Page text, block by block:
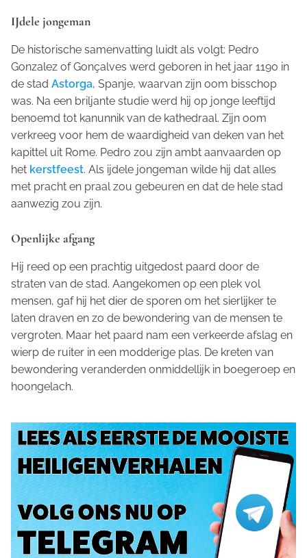
IJdele jongeman
De historische samenvatting luidt als volgt: Pedro
Gonzalez of Gonçalves werd geboren in het jaar 1190 in
de stad Astorga, Spanje, waarvan zijn oom bisschop
was. Na een briljante studie werd hij op jonge leeftijd
benoemd tot kanunnik van de kathedraal. Zijn oom
verkreeg voor hem de waardigheid van deken van het
kapittel uit Rome. Pedro zou zijn ambt aanvaarden op
het kerstfeest. Als ijdele jongeman wilde hij dat alles
met pracht en praal zou gebeuren en dat de hele stad
aanwezig zou zijn.
Openlijke afgang
Hij reed op een prachtig uitgedost paard door de
straten van de stad. Aangekomen op een plek vol
mensen, gaf hij het dier de sporen om het sierlijker te
laten draven en zo de bewondering van de mensen te
vergroten. Maar het paard nam een verkeerde afslag en
wierp de ruiter in een modderige plas. De kreten van
bewondering veranderden onmiddellijk in boegeroep en
hoongelach.